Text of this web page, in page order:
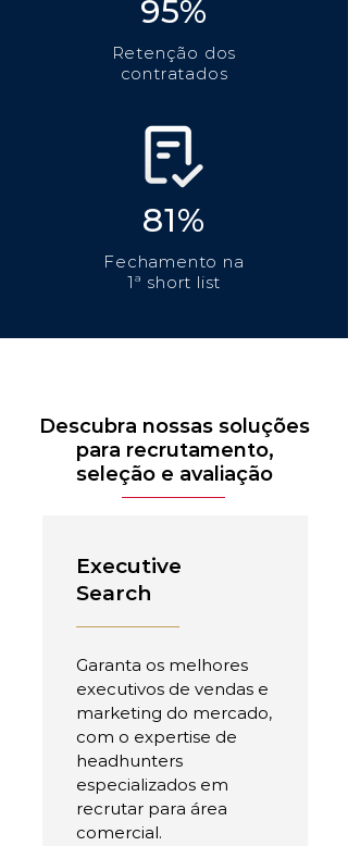
95%
Retenção dos
contratados
81%
Fechamento na
1ª short list
Descubra nossas soluções
para recrutamento,
seleção e avaliação
Executive
Search
Garanta os melhores
executivos de vendas e
marketing do mercado,
com o expertise de
headhunters
especializados em
recrutar para área
comercial.